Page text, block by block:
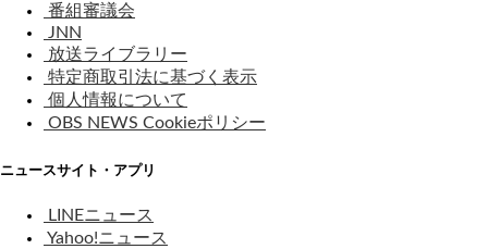
番組審議会
JNN
放送ライブラリー
特定商取引法に基づく表示
個人情報について
OBS NEWS Cookieポリシー
ニュースサイト・アプリ
LINEニュース
Yahoo!ニュース